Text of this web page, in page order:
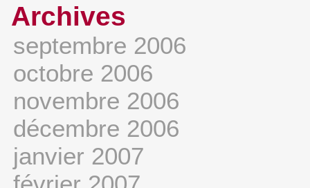
Archives
septembre 2006
octobre 2006
novembre 2006
décembre 2006
janvier 2007